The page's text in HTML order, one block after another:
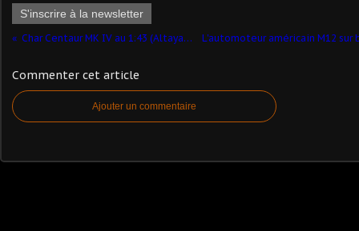
S'inscrire à la newsletter
Char Centaur MK IV au 1:43 (Altaya/Ixo)
Commenter cet article
Ajouter un commentaire